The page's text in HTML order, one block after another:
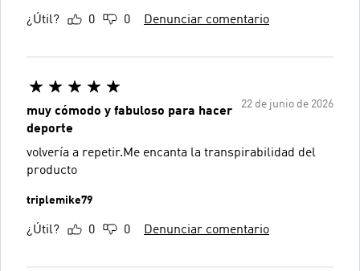
¿Útil? 0 0 Denunciar comentario
22 de junio de 2026
muy cómodo y fabuloso para hacer
deporte
volvería a repetir.Me encanta la transpirabilidad del
producto
triplemike79
¿Útil? 0 0 Denunciar comentario